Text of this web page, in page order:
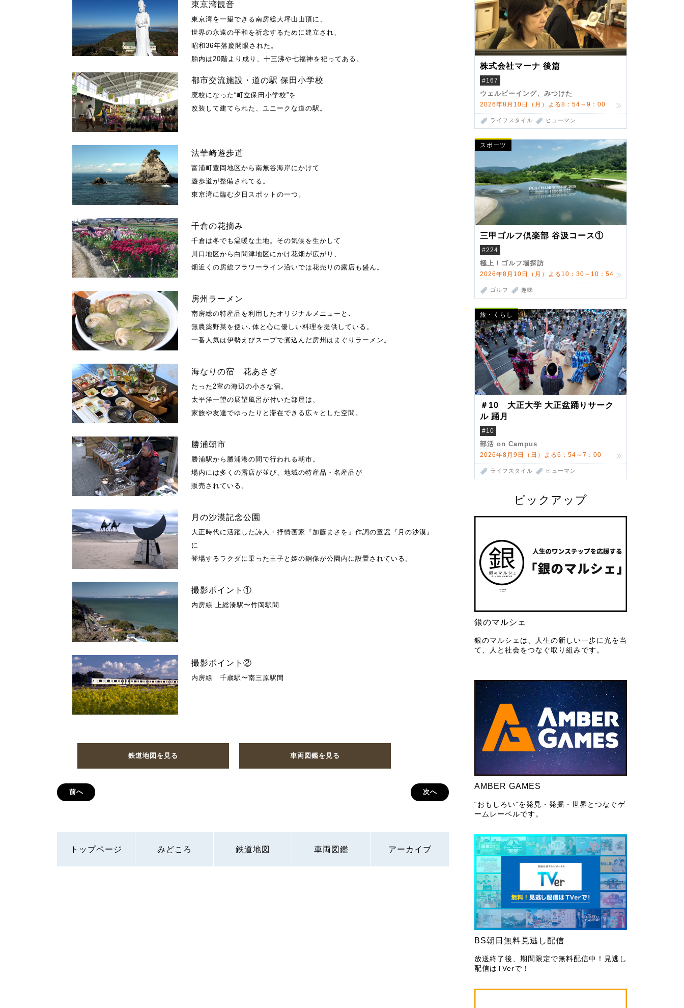
株式会社マーナ 後篇
#167
ウェルビーイング、みつけた
2026年8月10日（月）よる8：54～9：00
ライフスタイル ヒューマン
スポーツ
三甲ゴルフ倶楽部 谷汲コース①
#224
極上！ゴルフ場探訪
2026年8月10日（月）よる10：30～10：54
ゴルフ 趣味
旅・くらし
＃10 大正大学 大正盆踊りサーク
ル 踊月
#10
部活 on Campus
2026年8月9日（日）よる6：54～7：00
ライフスタイル ヒューマン
ピックアップ
銀のマルシェ
銀のマルシェは、人生の新しい一歩に光を当
て、人と社会をつなぐ取り組みです。
AMBER GAMES
“おもしろい”を発見・発掘・世界とつなぐゲ
ームレーベルです。
BS朝日無料見逃し配信
放送終了後、期間限定で無料配信中！見逃し
配信はTVerで！
東京湾観音
東京湾を一望できる南房総大坪山山頂に、
世界の永遠の平和を祈念するために建立され、
昭和36年落慶開眼された。
胎内は20階より成り、十三沸や七福神を祀ってある。
都市交流施設・道の駅 保田小学校
廃校になった“町立保田小学校”を
改装して建てられた、ユニークな道の駅。
法華崎遊歩道
富浦町豊岡地区から南無谷海岸にかけて
遊歩道が整備されてる。
東京湾に臨む夕日スポットの一つ。
千倉の花摘み
千倉は冬でも温暖な土地。その気候を生かして
川口地区から白間津地区にかけ花畑が広がり、
畑近くの房総フラワーライン沿いでは花売りの露店も盛ん。
房州ラーメン
南房総の特産品を利用したオリジナルメニューと､
無農薬野菜を使い､体と心に優しい料理を提供している。
一番人気は伊勢えびスープで煮込んだ房州はまぐりラーメン。
海なりの宿 花あさぎ
たった2室の海辺の小さな宿。
太平洋一望の展望風呂が付いた部屋は、
家族や友達でゆったりと滞在できる広々とした空間。
勝浦朝市
勝浦駅から勝浦港の間で行われる朝市。
場内には多くの露店が並び、地域の特産品・名産品が
販売されている。
月の沙漠記念公園
大正時代に活躍した詩人・抒情画家『加藤まさを』作詞の童謡『月の沙漠』
に
登場するラクダに乗った王子と姫の銅像が公園内に設置されている。
撮影ポイント①
内房線 上総湊駅〜竹岡駅間
撮影ポイント②
内房線 千歳駅〜南三原駅間
鉄道地図を見る 車両図鑑を見る
前へ 次へ
トップページ みどころ 鉄道地図 車両図鑑 アーカイブ